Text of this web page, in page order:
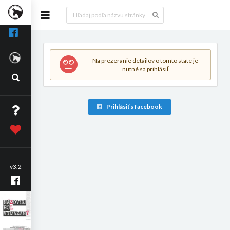
v3.2
Na prezeranie detailov o tomto state je
nutné sa prihlásiť
Prihlásiť s facebook